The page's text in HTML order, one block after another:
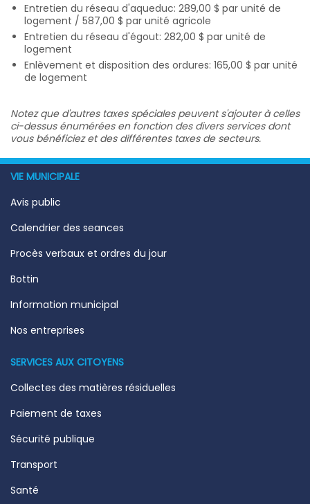
Entretien du réseau d'aqueduc: 289,00 $ par unité de
logement / 587,00 $ par unité agricole
Entretien du réseau d'égout: 282,00 $ par unité de
logement
Enlèvement et disposition des ordures: 165,00 $ par unité
de logement
Notez que d'autres taxes spéciales peuvent s'ajouter à celles
ci-dessus énumérées en fonction des divers services dont
vous bénéficiez et des différentes taxes de secteurs.
VIE MUNICIPALE
Avis public
Calendrier des seances
Procès verbaux et ordres du jour
Bottin
Information municipal
Nos entreprises
SERVICES AUX CITOYENS
Collectes des matières résiduelles
Paiement de taxes
Sécurité publique
Transport
Santé